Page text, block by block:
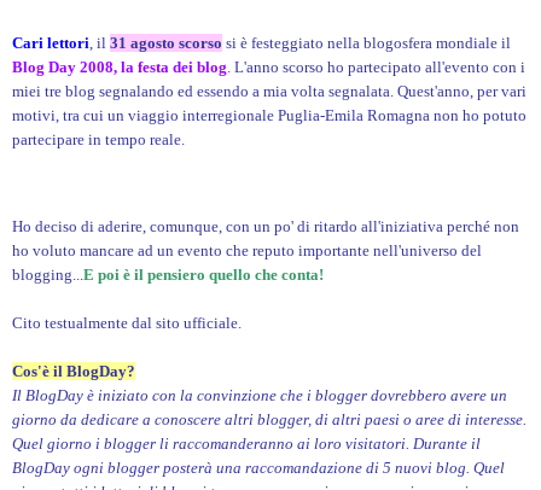
Cari lettori, il 31 agosto scorso si è festeggiato nella blogosfera mondiale il
Blog Day 2008, la festa dei blog. L'anno scorso ho partecipato all'evento con i
miei tre blog segnalando ed essendo a mia volta segnalata. Quest'anno, per vari
motivi, tra cui un viaggio interregionale Puglia-Emila Romagna non ho potuto
partecipare in tempo reale.
Ho deciso di aderire, comunque, con un po' di ritardo all'iniziativa perché non
ho voluto mancare ad un evento che reputo importante nell'universo del
blogging...E poi è il pensiero quello che conta!
Cito testualmente dal sito ufficiale.
Cos'è il BlogDay?
Il BlogDay è iniziato con la convinzione che i blogger dovrebbero avere un
giorno da dedicare a conoscere altri blogger, di altri paesi o aree di interesse.
Quel giorno i blogger li raccomanderanno ai loro visitatori. Durante il
BlogDay ogni blogger posterà una raccomandazione di 5 nuovi blog. Quel